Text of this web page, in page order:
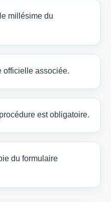
millésime du
officielle associée.
est obligatoire.
du formulaire